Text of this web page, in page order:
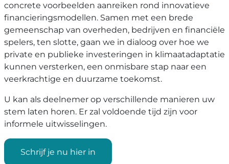
concrete voorbeelden aanreiken rond innovatieve
financieringsmodellen. Samen met een brede
gemeenschap van overheden, bedrijven en financiële
spelers, ten slotte, gaan we in dialoog over hoe we
private en publieke investeringen in klimaatadaptatie
kunnen versterken, een onmisbare stap naar een
veerkrachtige en duurzame toekomst.
U kan als deelnemer op verschillende manieren uw
stem laten horen. Er zal voldoende tijd zijn voor
informele uitwisselingen.
Schrijf je nu hier in